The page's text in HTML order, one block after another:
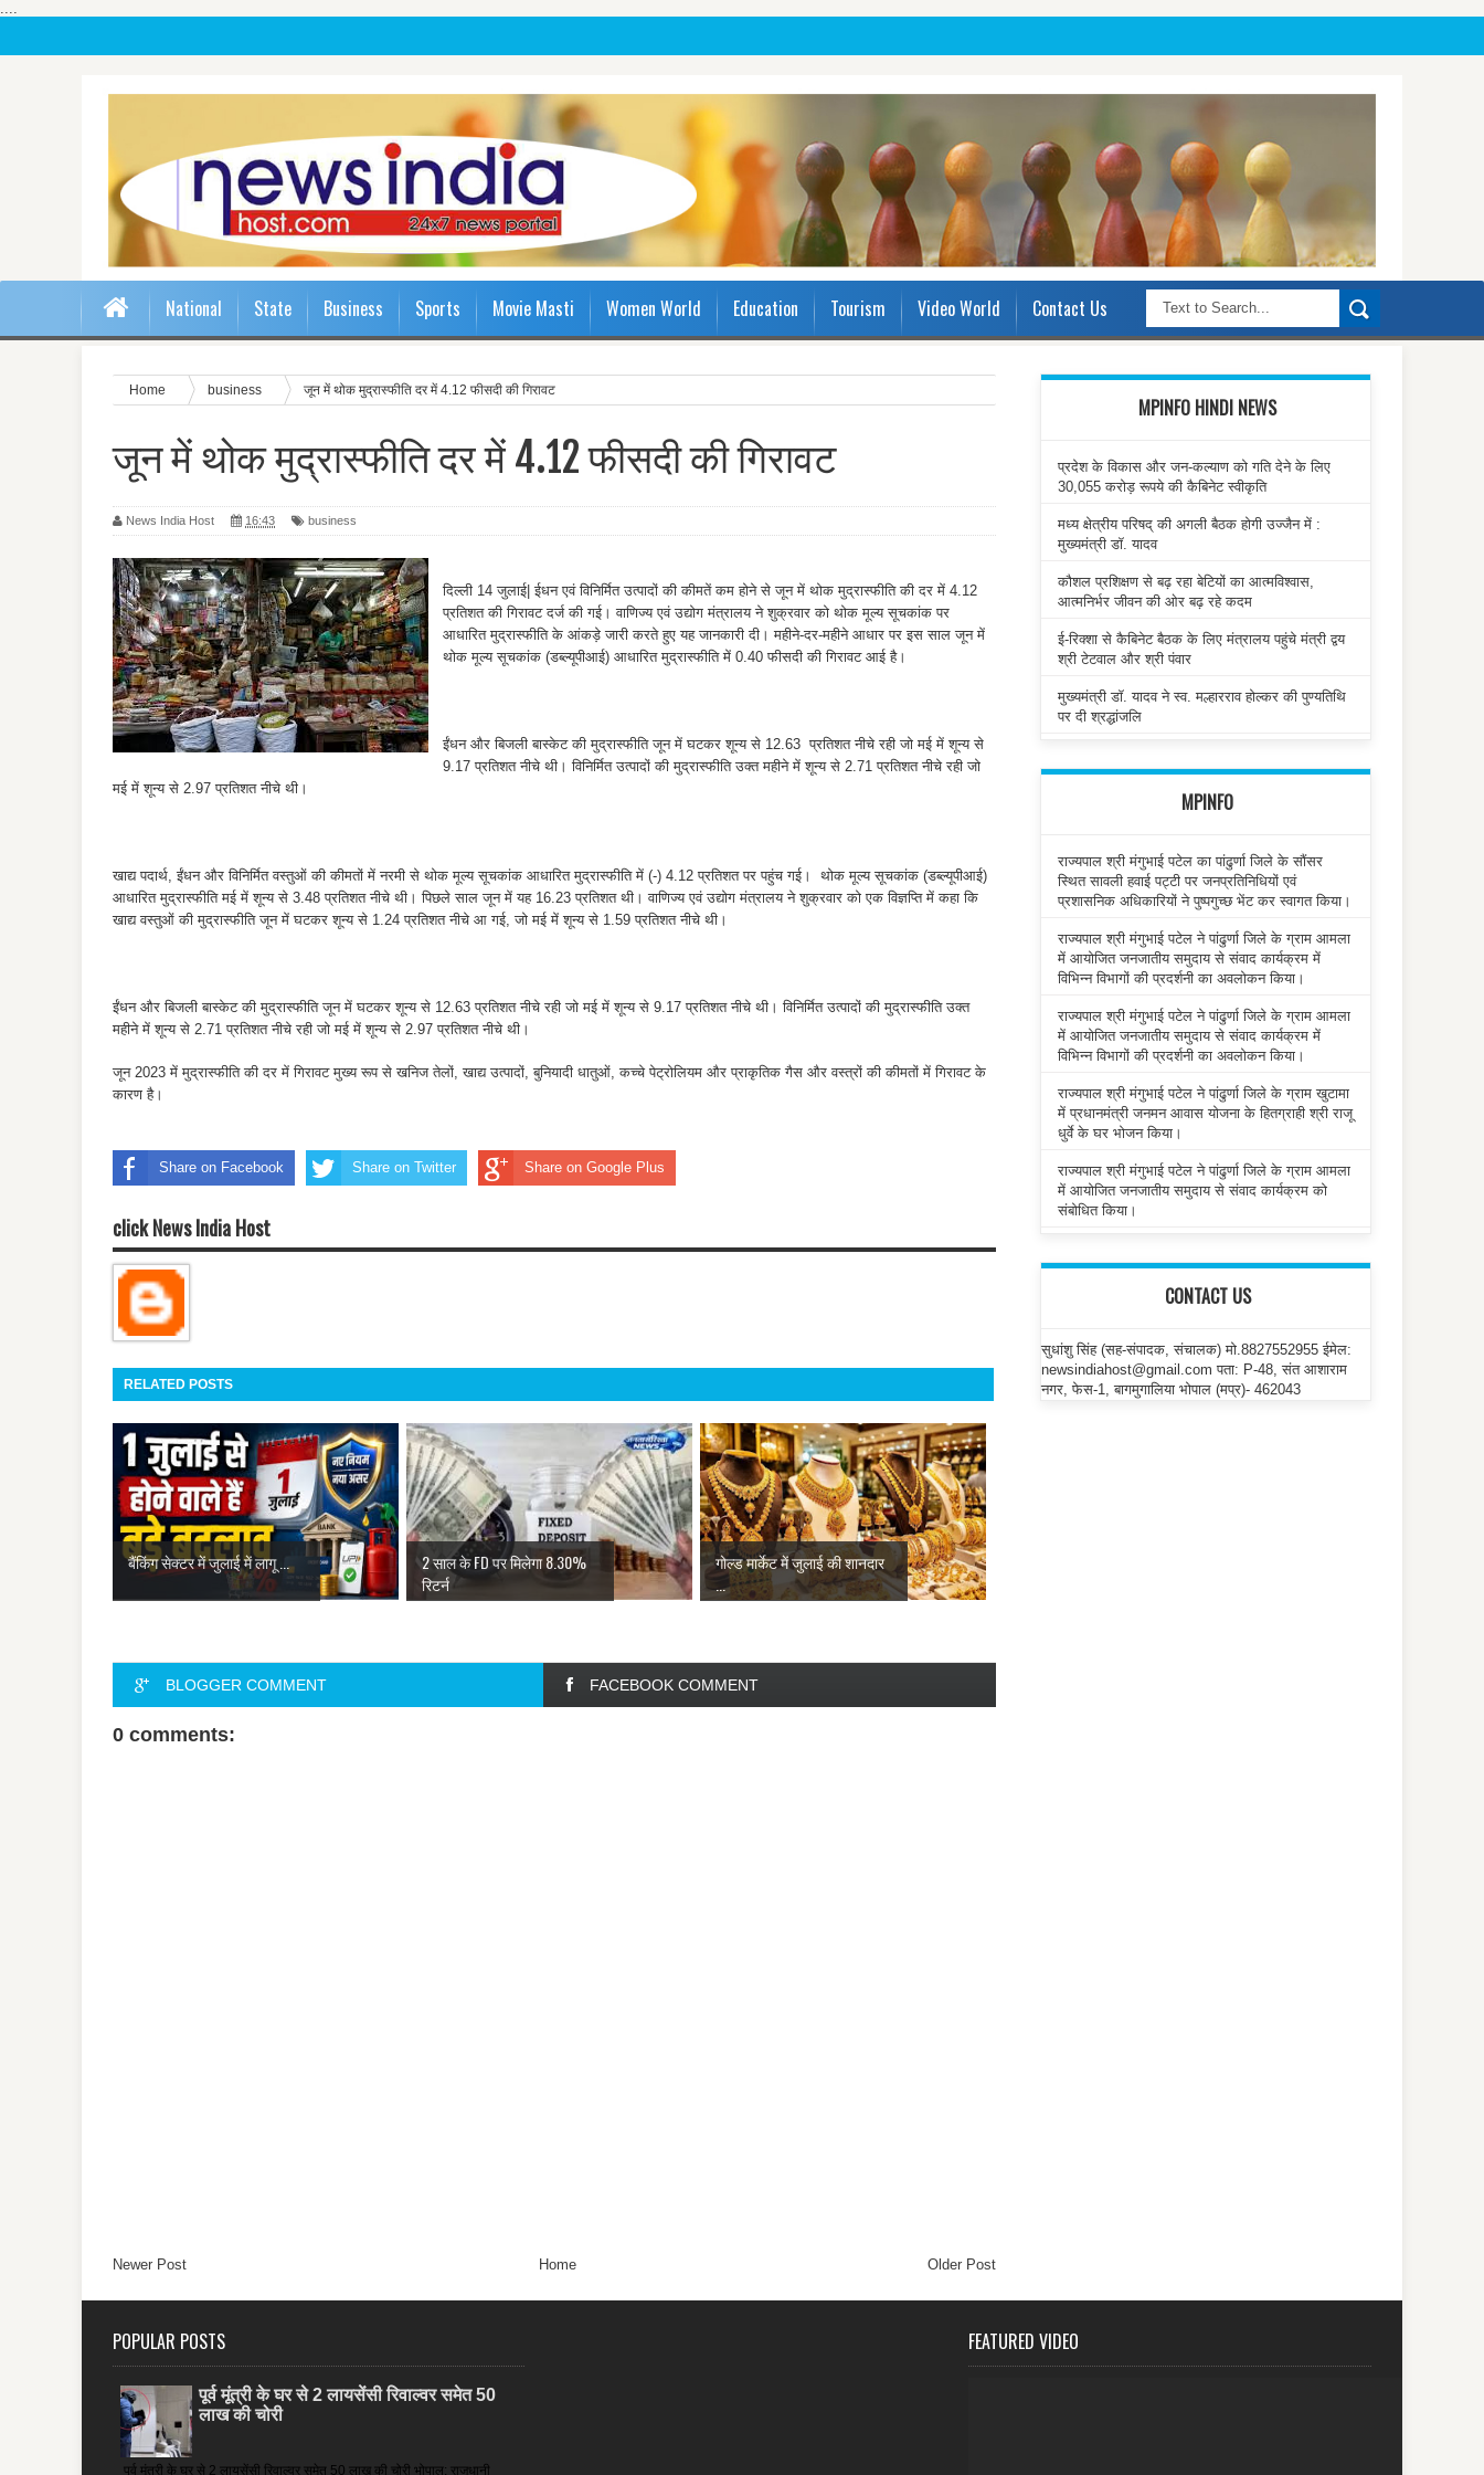
....
National State Business Sports Movie Masti Women World Education Tourism Video World Contact Us
Home business जून में थोक मुद्रास्फीति दर में 4.12 फीसदी की गिरावट
जून में थोक मुद्रास्फीति दर में 4.12 फीसदी की गिरावट
News India Host 16:43 business
दिल्ली 14 जुलाई| ईधन एवं विनिर्मित उत्पादों की कीमतें कम होने से जून में थोक मुद्रास्फीति की दर में 4.12
प्रतिशत की गिरावट दर्ज की गई। वाणिज्य एवं उद्योग मंत्रालय ने शुक्रवार को थोक मूल्य सूचकांक पर
आधारित मुद्रास्फीति के आंकड़े जारी करते हुए यह जानकारी दी। महीने-दर-महीने आधार पर इस साल जून में
थोक मूल्य सूचकांक (डब्ल्यूपीआई) आधारित मुद्रास्फीति में 0.40 फीसदी की गिरावट आई है।
ईंधन और बिजली बास्केट की मुद्रास्फीति जून में घटकर शून्य से 12.63 प्रतिशत नीचे रही जो मई में शून्य से
9.17 प्रतिशत नीचे थी। विनिर्मित उत्पादों की मुद्रास्फीति उक्त महीने में शून्य से 2.71 प्रतिशत नीचे रही जो
मई में शून्य से 2.97 प्रतिशत नीचे थी।
खाद्य पदार्थ, ईंधन और विनिर्मित वस्तुओं की कीमतों में नरमी से थोक मूल्य सूचकांक आधारित मुद्रास्फीति में (-) 4.12 प्रतिशत पर पहुंच गई। थोक मूल्य सूचकांक (डब्ल्यूपीआई)
आधारित मुद्रास्फीति मई में शून्य से 3.48 प्रतिशत नीचे थी। पिछले साल जून में यह 16.23 प्रतिशत थी। वाणिज्य एवं उद्योग मंत्रालय ने शुक्रवार को एक विज्ञप्ति में कहा कि
खाद्य वस्तुओं की मुद्रास्फीति जून में घटकर शून्य से 1.24 प्रतिशत नीचे आ गई, जो मई में शून्य से 1.59 प्रतिशत नीचे थी।
ईंधन और बिजली बास्केट की मुद्रास्फीति जून में घटकर शून्य से 12.63 प्रतिशत नीचे रही जो मई में शून्य से 9.17 प्रतिशत नीचे थी। विनिर्मित उत्पादों की मुद्रास्फीति उक्त
महीने में शून्य से 2.71 प्रतिशत नीचे रही जो मई में शून्य से 2.97 प्रतिशत नीचे थी।
जून 2023 में मुद्रास्फीति की दर में गिरावट मुख्य रूप से खनिज तेलों, खाद्य उत्पादों, बुनियादी धातुओं, कच्चे पेट्रोलियम और प्राकृतिक गैस और वस्त्रों की कीमतों में गिरावट के
कारण है।
Share on Facebook Share on Twitter Share on Google Plus
click News India Host
RELATED POSTS
बैंकिंग सेक्टर में जुलाई में लागू ...
2 साल के FD पर मिलेगा 8.30%
रिटर्न
गोल्ड मार्केट में जुलाई की शानदार
...
BLOGGER COMMENT FACEBOOK COMMENT
0 comments:
Newer Post Older Post
Home
MPINFO HINDI NEWS
प्रदेश के विकास और जन-कल्याण को गति देने के लिए
30,055 करोड़ रूपये की कैबिनेट स्वीकृति
मध्य क्षेत्रीय परिषद् की अगली बैठक होगी उज्जैन में :
मुख्यमंत्री डॉ. यादव
कौशल प्रशिक्षण से बढ़ रहा बेटियों का आत्मविश्वास,
आत्मनिर्भर जीवन की ओर बढ़ रहे कदम
ई-रिक्शा से कैबिनेट बैठक के लिए मंत्रालय पहुंचे मंत्री द्वय
श्री टेटवाल और श्री पंवार
मुख्यमंत्री डॉ. यादव ने स्व. मल्हारराव होल्कर की पुण्यतिथि
पर दी श्रद्धांजलि
MPINFO
राज्यपाल श्री मंगुभाई पटेल का पांढुर्णा जिले के सौंसर
स्थित सावली हवाई पट्टी पर जनप्रतिनिधियों एवं
प्रशासनिक अधिकारियों ने पुष्पगुच्छ भेंट कर स्वागत किया।
राज्यपाल श्री मंगुभाई पटेल ने पांढुर्णा जिले के ग्राम आमला
में आयोजित जनजातीय समुदाय से संवाद कार्यक्रम में
विभिन्न विभागों की प्रदर्शनी का अवलोकन किया।
राज्यपाल श्री मंगुभाई पटेल ने पांढुर्णा जिले के ग्राम आमला
में आयोजित जनजातीय समुदाय से संवाद कार्यक्रम में
विभिन्न विभागों की प्रदर्शनी का अवलोकन किया।
राज्यपाल श्री मंगुभाई पटेल ने पांढुर्णा जिले के ग्राम खुटामा
में प्रधानमंत्री जनमन आवास योजना के हितग्राही श्री राजू
धुर्वे के घर भोजन किया।
राज्यपाल श्री मंगुभाई पटेल ने पांढुर्णा जिले के ग्राम आमला
में आयोजित जनजातीय समुदाय से संवाद कार्यक्रम को
संबोधित किया।
CONTACT US
सुधांशु सिंह (सह-संपादक, संचालक) मो.8827552955 ईमेल:
newsindiahost@gmail.com पता: P-48, संत आशाराम
नगर, फेस-1, बागमुगालिया भोपाल (मप्र)- 462043
POPULAR POSTS
पूर्व मूंत्री के घर से 2 लायसेंसी रिवाल्वर समेत 50
लाख की चोरी
पूर्व मूंत्री के घर से 2 लायसेंसी रिवाल्वर समेत 50 लाख की चोरी भोपाल: राजधानी
FEATURED VIDEO